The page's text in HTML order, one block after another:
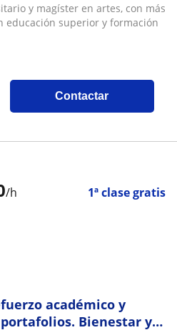
y magíster en artes, con más
educación superior y formación
Contactar
/h 1ª clase gratis
académico y
Bienestar y